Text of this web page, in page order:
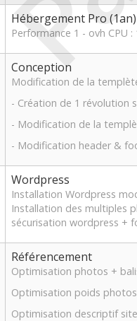
Hébergement Pro (1an)
Performance 1 - ovh CPU
Conception
Modification de la
- Création de 1 révolution
- Modification de la
- Modification header &
Wordpress
Installation Wordpress
Installation des multiples
sécurisation wordpress +
Référencement
Optimisation photos +
Optimisation poids photos
Optimisation descriptif